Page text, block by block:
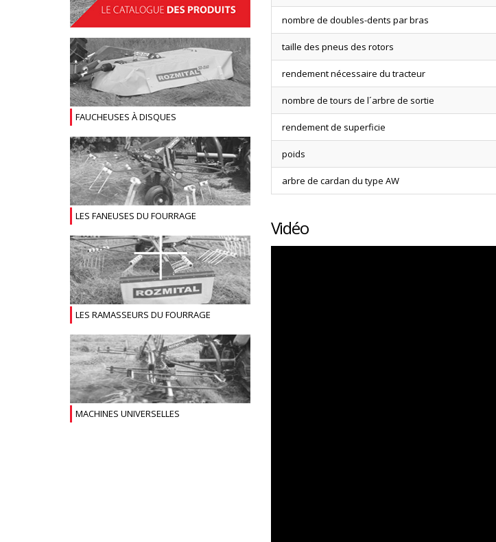
nombre de doubles-dents par bras
taille des pneus des rotors
rendement nécessaire du tracteur
nombre de tours de l´arbre de sortie
rendement de superficie
poids
arbre de cardan du type AW
Vidéo
FAUCHEUSES À DISQUES
LES FANEUSES DU FOURRAGE
LES RAMASSEURS DU FOURRAGE
MACHINES UNIVERSELLES